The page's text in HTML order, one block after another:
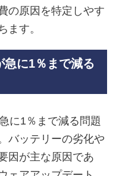
の原因を特定しやす
ます。
に1％まで減る
に1％まで減る問題
バッテリーの劣化や
因が主な原因であ